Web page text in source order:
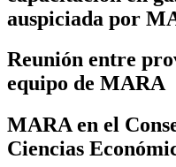
auspiciada por
Reunión entre
equipo de MARA
MARA en el
Ciencias